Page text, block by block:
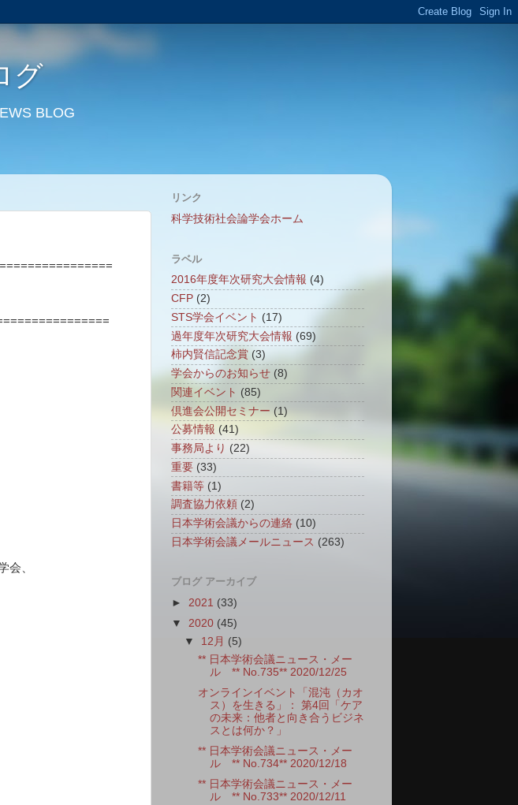
グ
BLOG
会、
リンク
科学技術社会論学会ホーム
ラベル
2016年度年次研究大会情報 (4)
CFP (2)
STS学会イベント (17)
過年度年次研究大会情報 (69)
柿内賢信記念賞 (3)
学会からのお知らせ (8)
関連イベント (85)
倶進会公開セミナー (1)
公募情報 (41)
事務局より (22)
重要 (33)
書籍等 (1)
調査協力依頼 (2)
日本学術会議からの連絡 (10)
日本学術会議メールニュース (263)
ブログ アーカイブ
► 2021 (33)
▼ 2020 (45)
▼ 12月 (5)
** 日本学術会議ニュース・メー
ル ** No.735** 2020/12/25
オンラインイベント「混沌（カオ
ス）を生きる」： 第4回「ケア
の未来：他者と向き合うビジネ
スとは何か？」
** 日本学術会議ニュース・メー
ル ** No.734** 2020/12/18
** 日本学術会議ニュース・メー
ル ** No.733** 2020/12/11